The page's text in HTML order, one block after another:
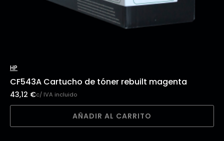
HP
CF543A Cartucho de tóner rebuilt magenta
43,12 €c/ IVA incluido
AÑADIR AL CARRITO